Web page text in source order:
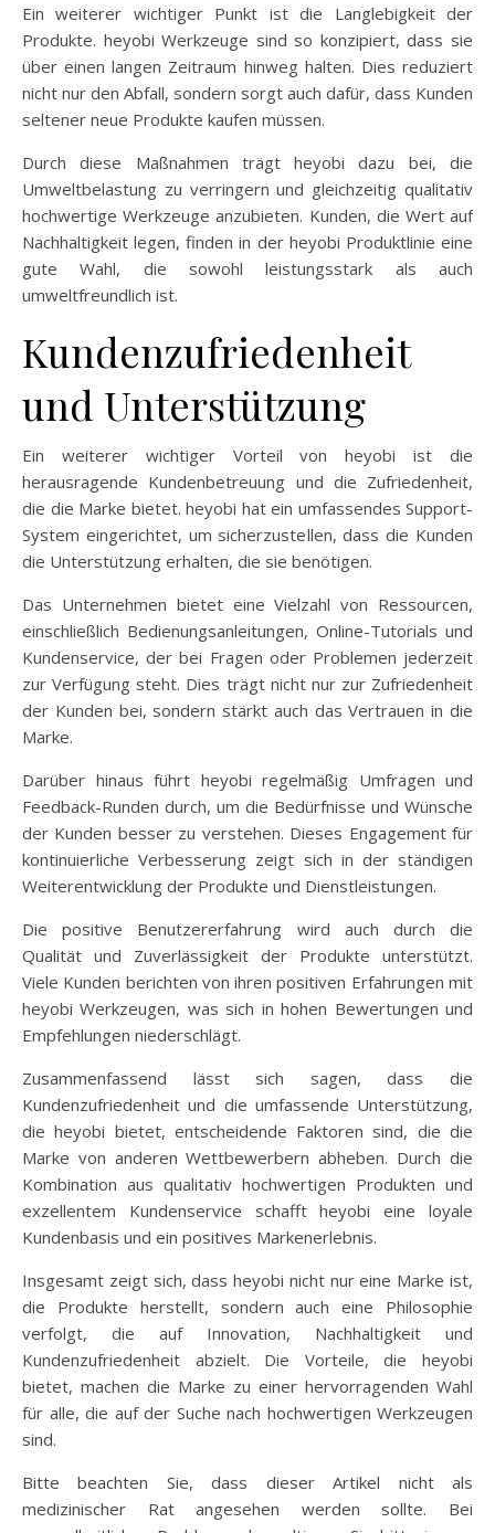
Ein weiterer wichtiger Punkt ist die Langlebigkeit der
Produkte. heyobi Werkzeuge sind so konzipiert, dass sie
über einen langen Zeitraum hinweg halten. Dies reduziert
nicht nur den Abfall, sondern sorgt auch dafür, dass Kunden
seltener neue Produkte kaufen müssen.
Durch diese Maßnahmen trägt heyobi dazu bei, die
Umweltbelastung zu verringern und gleichzeitig qualitativ
hochwertige Werkzeuge anzubieten. Kunden, die Wert auf
Nachhaltigkeit legen, finden in der heyobi Produktlinie eine
gute Wahl, die sowohl leistungsstark als auch
umweltfreundlich ist.
Kundenzufriedenheit
und Unterstützung
Ein weiterer wichtiger Vorteil von heyobi ist die
herausragende Kundenbetreuung und die Zufriedenheit,
die die Marke bietet. heyobi hat ein umfassendes Support-
System eingerichtet, um sicherzustellen, dass die Kunden
die Unterstützung erhalten, die sie benötigen.
Das Unternehmen bietet eine Vielzahl von Ressourcen,
einschließlich Bedienungsanleitungen, Online-Tutorials und
Kundenservice, der bei Fragen oder Problemen jederzeit
zur Verfügung steht. Dies trägt nicht nur zur Zufriedenheit
der Kunden bei, sondern stärkt auch das Vertrauen in die
Marke.
Darüber hinaus führt heyobi regelmäßig Umfragen und
Feedback-Runden durch, um die Bedürfnisse und Wünsche
der Kunden besser zu verstehen. Dieses Engagement für
kontinuierliche Verbesserung zeigt sich in der ständigen
Weiterentwicklung der Produkte und Dienstleistungen.
Die positive Benutzererfahrung wird auch durch die
Qualität und Zuverlässigkeit der Produkte unterstützt.
Viele Kunden berichten von ihren positiven Erfahrungen mit
heyobi Werkzeugen, was sich in hohen Bewertungen und
Empfehlungen niederschlägt.
Zusammenfassend lässt sich sagen, dass die
Kundenzufriedenheit und die umfassende Unterstützung,
die heyobi bietet, entscheidende Faktoren sind, die die
Marke von anderen Wettbewerbern abheben. Durch die
Kombination aus qualitativ hochwertigen Produkten und
exzellentem Kundenservice schafft heyobi eine loyale
Kundenbasis und ein positives Markenerlebnis.
Insgesamt zeigt sich, dass heyobi nicht nur eine Marke ist,
die Produkte herstellt, sondern auch eine Philosophie
verfolgt, die auf Innovation, Nachhaltigkeit und
Kundenzufriedenheit abzielt. Die Vorteile, die heyobi
bietet, machen die Marke zu einer hervorragenden Wahl
für alle, die auf der Suche nach hochwertigen Werkzeugen
sind.
Bitte beachten Sie, dass dieser Artikel nicht als
medizinischer Rat angesehen werden sollte. Bei